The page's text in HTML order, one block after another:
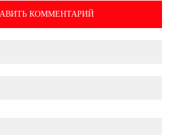
КОММЕНТАРИЙ